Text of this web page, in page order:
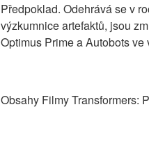
Předpoklad. Odehrává se v
výzkumnice artefaktů, jsou
Optimus Prime a Autobots
Obsahy Filmy Transformers: